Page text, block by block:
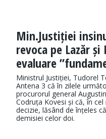
Min.Justiției
revoca pe Lazăr
evaluare
Ministrul Justiției, Tudorel
Antena 3 că în zilele
procurorul general
Codruța Kovesi și că, în
decizie, lăsând de înțeles
demisiei celor doi.